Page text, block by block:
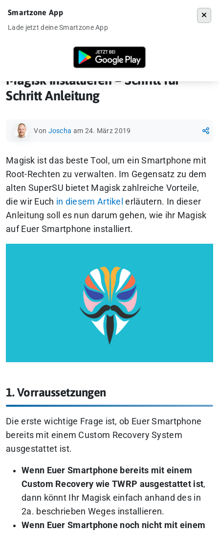
Magisk installieren – Schritt für Schritt
Magisk installieren – Schritt für
Schritt Anleitung
Von Joscha am 24. März 2019
Magisk ist das beste Tool, um ein Smartphone mit
Root-Rechten zu verwalten. Im Gegensatz zu dem
alten SuperSU bietet Magisk zahlreiche Vorteile,
die wir Euch in diesem Artikel erläutern. In dieser
Anleitung soll es nun darum gehen, wie ihr Magisk
auf Euer Smartphone installiert.
1. Vorraussetzungen
Die erste wichtige Frage ist, ob Euer Smartphone
bereits mit einem Custom Recovery System
ausgestattet ist.
Wenn Euer Smartphone bereits mit einem
Custom Recovery wie TWRP ausgestattet ist,
dann könnt Ihr Magisk einfach anhand des in
2a. beschrieben Weges installieren.
Wenn Euer Smartphone noch nicht mit einem
Smartzone App
Lade jetzt deine Smartzone App